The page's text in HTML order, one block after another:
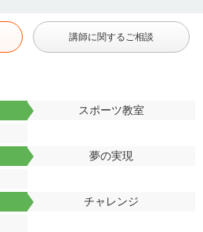
講師に関するご相談
スポーツ教室
夢の実現
チャレンジ